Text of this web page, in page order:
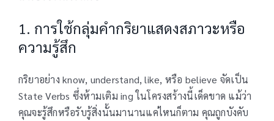
1. การใช้กลุ่มคำกริยาแสดงสภาวะหรือ
ความรู้สึก
กริยาอย่าง know, understand, like, หรือ believe จัดเป็น
State Verbs ซึ่งห้ามเติม ing ในโครงสร้างนี้เด็ดขาด แม้ว่า
คุณจะรู้สึกหรือรับรู้สิ่งนั้นมานานแค่ไหนก็ตาม คุณถูกบังคับ